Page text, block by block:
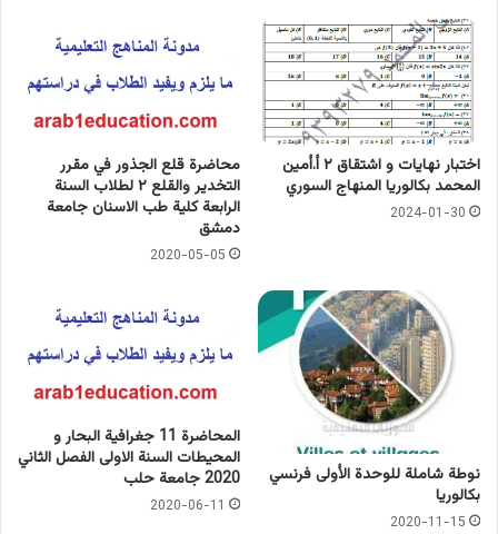
اختبار نهايات و اشتقاق ٢ أ.أمين
المحمد بكالوريا المنهاج السوري
2024-01-30
محاضرة قلع الجذور في مقرر
التخدير والقلع ٢ لطلاب السنة
الرابعة كلية طب الاسنان جامعة
دمشق
2020-05-05
نوطة شاملة للوحدة الأولى فرنسي
بكالوريا
2020-11-15
المحاضرة 11 جغرافية البحار و
المحيطات السنة الاولى الفصل الثاني
2020 جامعة حلب
2020-06-11